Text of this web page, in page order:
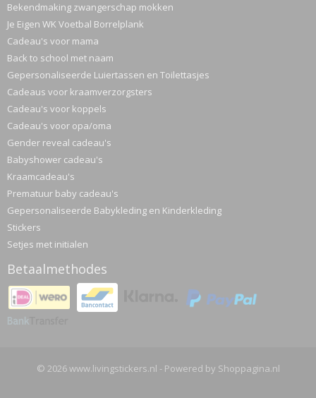
Bekendmaking zwangerschap mokken
Je Eigen WK Voetbal Borrelplank
Cadeau's voor mama
Back to school met naam
Gepersonaliseerde Luiertassen en Toilettasjes
Cadeaus voor kraamverzorgsters
Cadeau's voor koppels
Cadeau's voor opa/oma
Gender reveal cadeau's
Babyshower cadeau's
Kraamcadeau's
Prematuur baby cadeau's
Gepersonaliseerde Babykleding en Kinderkleding
Stickers
Setjes met initialen
Betaalmethodes
© 2026 www.livingstickers.nl - Powered by Shoppagina.nl